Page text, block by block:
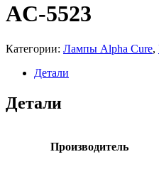
AC-5523
Категории: Лампы Alpha Cure,
Детали
Детали
Производитель